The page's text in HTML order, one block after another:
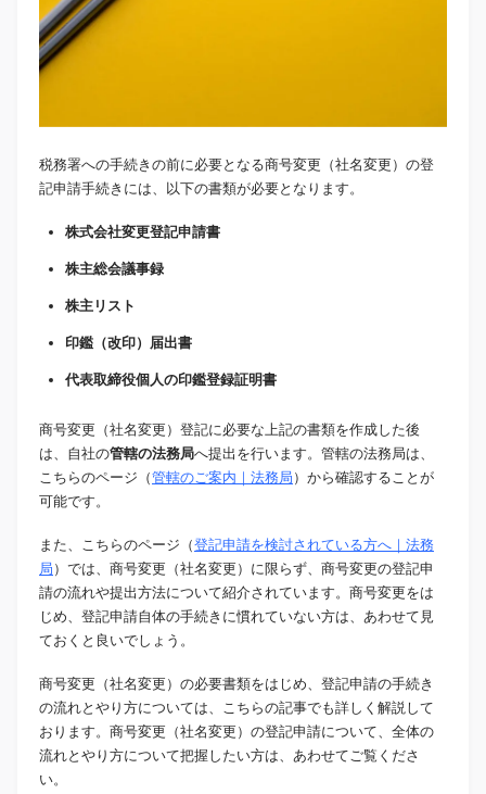
税務署への手続きの前に必要となる商号変更（社名変更）の登
記申請手続きには、以下の書類が必要となります。
株式会社変更登記申請書
株主総会議事録
株主リスト
印鑑（改印）届出書
代表取締役個人の印鑑登録証明書
商号変更（社名変更）登記に必要な上記の書類を作成した後
は、自社の管轄の法務局へ提出を行います。管轄の法務局は、
こちらのページ（管轄のご案内｜法務局 ）から確認することが
可能です。
また、こちらのページ（登記申請を検討されている方へ｜法務
局 ）では、商号変更（社名変更）に限らず、商号変更の登記申
請の流れや提出方法について紹介されています。商号変更をは
じめ、登記申請自体の手続きに慣れていない方は、あわせて見
ておくと良いでしょう。
商号変更（社名変更）の必要書類をはじめ、登記申請の手続き
の流れとやり方については、こちらの記事でも詳しく解説して
おります。商号変更（社名変更）の登記申請について、全体の
流れとやり方について把握したい方は、あわせてご覧くださ
い。